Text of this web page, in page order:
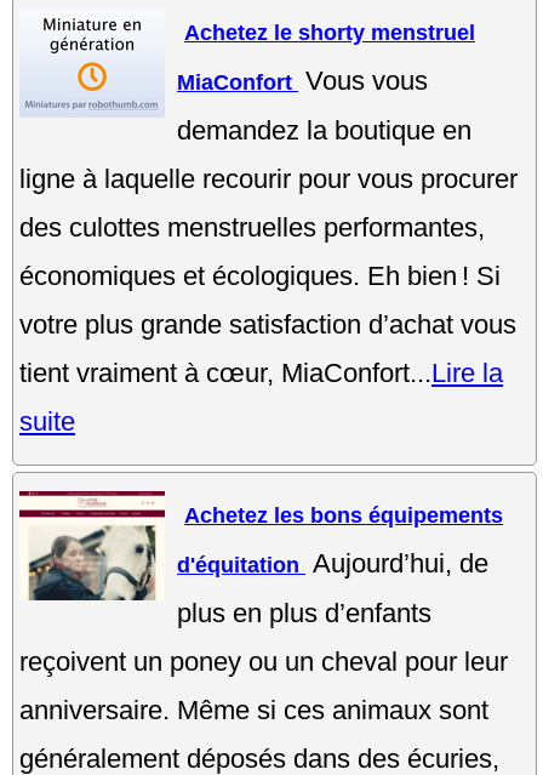
Achetez le shorty menstruel
MiaConfort Vous vous
demandez la boutique en
ligne à laquelle recourir pour vous procurer
des culottes menstruelles performantes,
économiques et écologiques. Eh bien ! Si
votre plus grande satisfaction d’achat vous
tient vraiment à cœur, MiaConfort...Lire la
suite
Achetez les bons équipements
d'équitation Aujourd’hui, de
plus en plus d’enfants
reçoivent un poney ou un cheval pour leur
anniversaire. Même si ces animaux sont
généralement déposés dans des écuries,